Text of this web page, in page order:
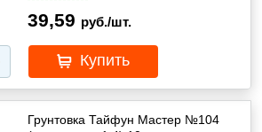
39,59 руб./шт.
Купить
Грунтовка Тайфун Мастер №104